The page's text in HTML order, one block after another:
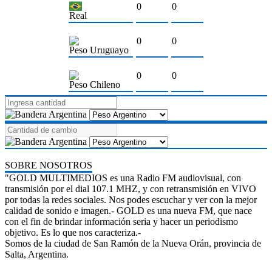
Real
0 0
Peso Uruguayo
0 0
Peso Chileno
0 0
SOBRE NOSOTROS
"GOLD MULTIMEDIOS es una Radio FM audiovisual, con
transmisión por el dial 107.1 MHZ, y con retransmisión en VIVO
por todas la redes sociales. Nos podes escuchar y ver con la mejor
calidad de sonido e imagen.- GOLD es una nueva FM, que nace
con el fin de brindar información seria y hacer un periodismo
objetivo. Es lo que nos caracteriza.-
Somos de la ciudad de San Ramón de la Nueva Orán, provincia de
Salta, Argentina.